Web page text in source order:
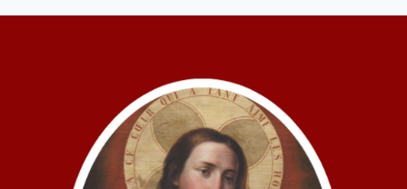
VODERHOLZER
GENDER-
IDEOLOGIE